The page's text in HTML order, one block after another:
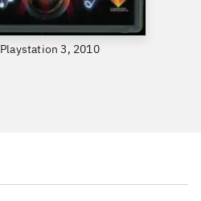
Playstation 3, 2010